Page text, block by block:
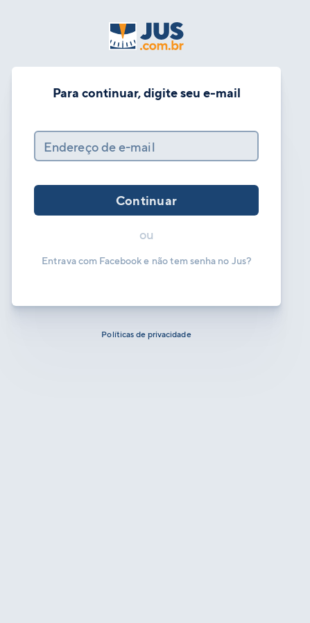
Para continuar, digite seu e-mail
Endereço de e-mail
Continuar
ou
Entrava com Facebook e não tem senha no Jus?
Políticas de privacidade